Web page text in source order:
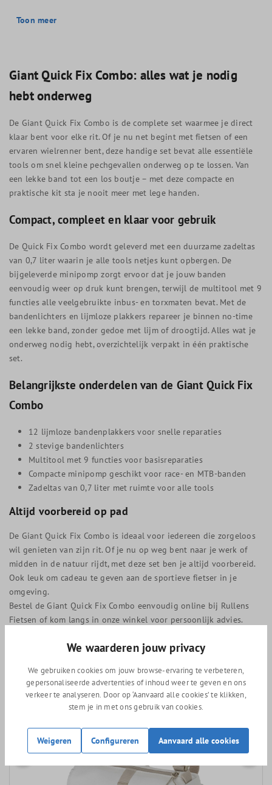
Toon meer
Giant Quick Fix Combo: alles wat je nodig
hebt onderweg
De Giant Quick Fix Combo is de complete set waarmee je direct
klaar bent voor elke rit. Of je nu net begint met fietsen of een
ervaren wielrenner bent, deze handige set bevat alle essentiële
tools om snel kleine pechgevallen onderweg op te lossen. Van
een lekke band tot een los boutje – met deze compacte en
praktische kit sta je nooit meer met lege handen.
Compact, compleet en klaar voor gebruik
De Quick Fix Combo wordt geleverd met een duurzame zadeltas
van 0,7 liter waarin je alle tools netjes kunt opbergen. De
bijgeleverde minipomp zorgt ervoor dat je jouw banden
eenvoudig weer op druk kunt brengen, terwijl de multitool met 9
functies alle veelgebruikte inbus- en torxmaten bevat. Met de
bandenlichters en lijmloze plakkers repareer je binnen no-time
een lekke band, zonder gedoe met lijm of droogtijd. Alles wat je
onderweg nodig hebt, overzichtelijk verpakt in één praktische
set.
Belangrijkste onderdelen van de Giant Quick Fix
Combo
12 lijmloze bandenplakkers voor snelle reparaties
2 stevige bandenlichters
Multitool met 9 functies voor basisreparaties
Compacte minipomp geschikt voor race- en MTB-banden
Zadeltas van 0,7 liter met ruimte voor alle tools
Altijd voorbereid op pad
De Giant Quick Fix Combo is ideaal voor iedereen die zorgeloos
wil genieten van zijn rit. Of je nu op weg bent naar je werk of
midden in de natuur rijdt, met deze set ben je altijd voorbereid.
Ook leuk om cadeau te geven aan de sportieve fietser in je
omgeving.
Bestel de Giant Quick Fix Combo eenvoudig online bij Rullens
Fietsen of kom langs in onze winkel voor persoonlijk advies.
Vergelijkbare producten
We waarderen jouw privacy
We gebruiken cookies om jouw browse-ervaring te verbeteren,
gepersonaliseerde advertenties of inhoud weer te geven en ons
verkeer te analyseren. Door op ‘Aanvaard alle cookies’ te klikken,
stem je in met ons gebruik van cookies.
Weigeren Configureren Aanvaard alle cookies